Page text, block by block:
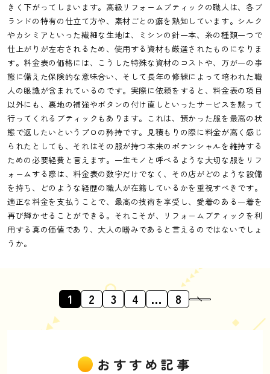
きく下がってしまいます。高級リフォームブティックの職人は、各ブ
ランドの特有の仕立て方や、素材ごとの癖を熟知しています。シルク
やカシミアといった繊細な生地は、ミシンの針一本、糸の種類一つで
仕上がりが左右されるため、使用する資材も厳選されたものになりま
す。料金表の価格には、こうした特殊な資材のコストや、万が一の事
態に備えた保険的な意味合い、そして長年の修練によって培われた職
人の眼識が含まれているのです。実際に依頼をすると、料金表の項目
以外にも、裏地の補強やボタンの付け直しといったサービスを黙って
行ってくれるブティックもあります。これは、預かった服を最高の状
態で返したいというプロの矜持です。見積もりの際に料金が高く感じ
られたとしても、それはその服が持つ本来のポテンシャルを維持する
ための必要経費と言えます。一生モノと呼べるような大切な服をリフ
ォームする際は、料金表の数字だけでなく、その店がどのような設備
を持ち、どのような経歴の職人が在籍しているかを重視すべきです。
適正な料金を支払うことで、最高の技術を享受し、愛着のある一着を
再び輝かせることができる。それこそが、リフォームブティックを利
用する真の価値であり、大人の嗜みであると言えるのではないでしょ
うか。
1 2 3 4 … 8
おすすめ記事